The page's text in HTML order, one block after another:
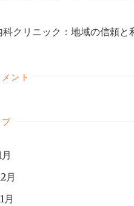
科クリニック：地域の信頼と
ント
月
月